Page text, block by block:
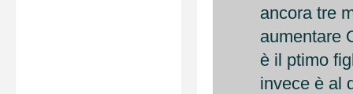
ancora tre
aumentare
è il ptimo
invece è al